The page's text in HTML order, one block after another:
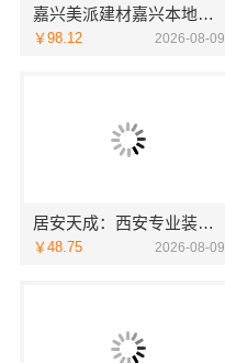
嘉兴美派建材嘉兴本地家装施工全包透明报价，闭口合同零增项
￥98.12 2026-08-09
居安天成：西安专业装修平层 免费量房出方案
￥48.75 2026-08-09